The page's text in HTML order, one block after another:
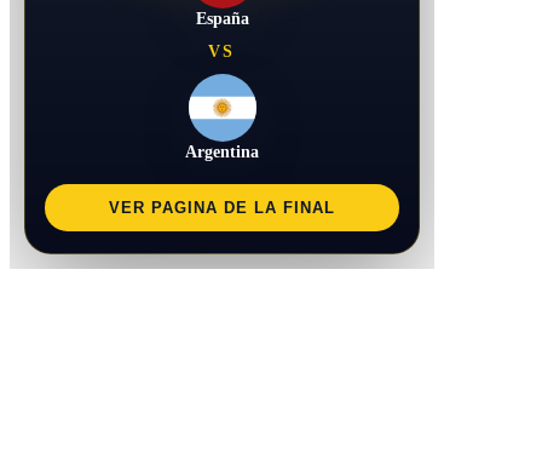
España
VS
Argentina
VER PAGINA DE LA FINAL